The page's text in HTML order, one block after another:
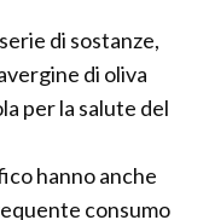
di sostanze,
di oliva
per la salute del
hanno anche
consumo